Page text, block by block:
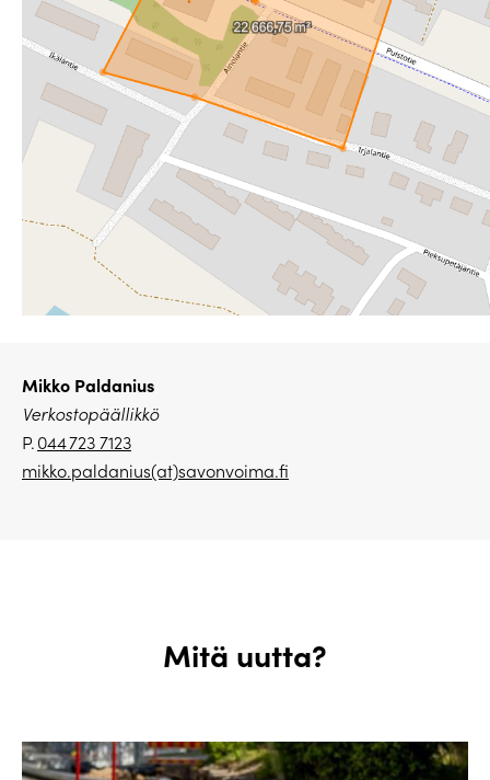
Mikko Paldanius
Verkostopäällikkö
P.044 723 7123
mikko.paldanius(at)savonvoima.fi
Mitä uutta?